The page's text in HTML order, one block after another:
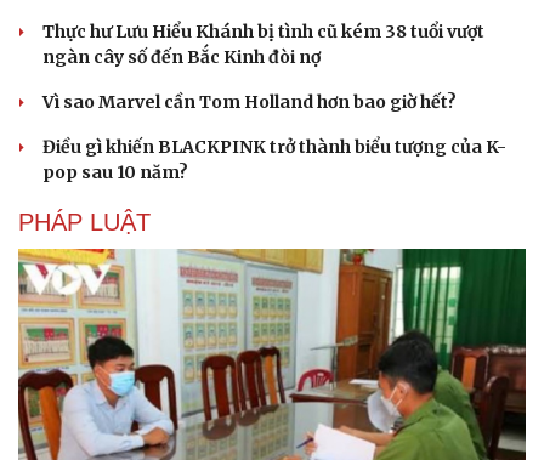
Thực hư Lưu Hiểu Khánh bị tình cũ kém 38 tuổi vượt
ngàn cây số đến Bắc Kinh đòi nợ
Vì sao Marvel cần Tom Holland hơn bao giờ hết?
Điều gì khiến BLACKPINK trở thành biểu tượng của K-
pop sau 10 năm?
PHÁP LUẬT